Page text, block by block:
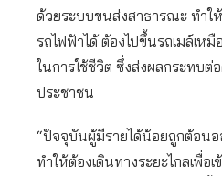
ด้วยระบบขนส่งสาธารณะ ทำใ
รถไฟฟ้าได้ ต้องไปขึ้นรถเมล์เหมื
ในการใช้ชีวิต ซึ่งส่งผลกระทบ
ประชาชน
“ปัจจุบันผู้มีรายได้น้อยถูกต้อนอ
ทำให้ต้องเดินทางระยะไกลเพื่อ